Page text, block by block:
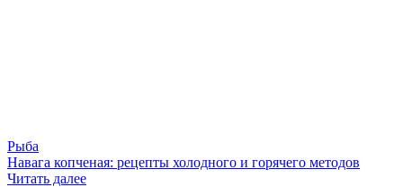
Рыба
Навага копченая: рецепты холодного и горячего методов
Читать далее